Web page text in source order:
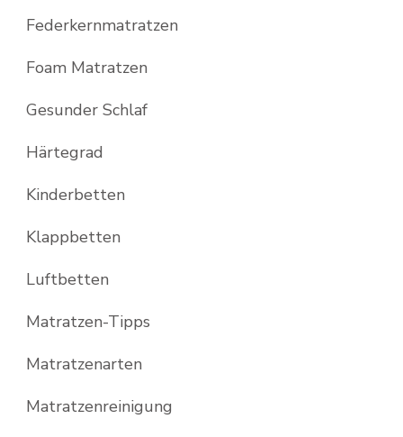
Federkernmatratzen
Foam Matratzen
Gesunder Schlaf
Härtegrad
Kinderbetten
Klappbetten
Luftbetten
Matratzen-Tipps
Matratzenarten
Matratzenreinigung